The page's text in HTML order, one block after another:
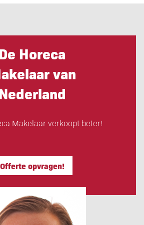
Horeca
van
Makelaar verkoopt beter!
Offerte opvragen!